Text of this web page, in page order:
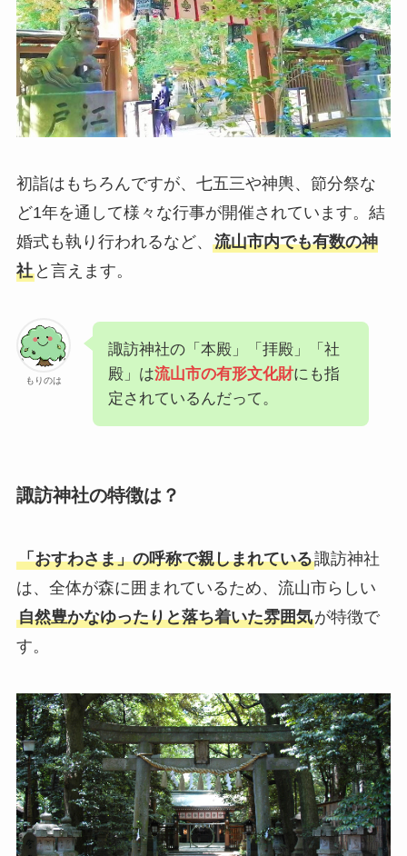
初詣はもちろんですが、七五三や神輿、節分祭な
ど1年を通して様々な行事が開催されています。結
婚式も執り行われるなど、 流山市内でも有数の神
社と言えます。
もりのは
諏訪神社の「本殿」「拝殿」「社
殿」は流山市の有形文化財にも指
定されているんだって。
諏訪神社の特徴は？
「おすわさま」の呼称で親しまれている諏訪神社
は、全体が森に囲まれているため、流山市らしい
自然豊かなゆったりと落ち着いた雰囲気が特徴で
す。